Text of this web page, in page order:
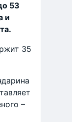
53
и
35
–